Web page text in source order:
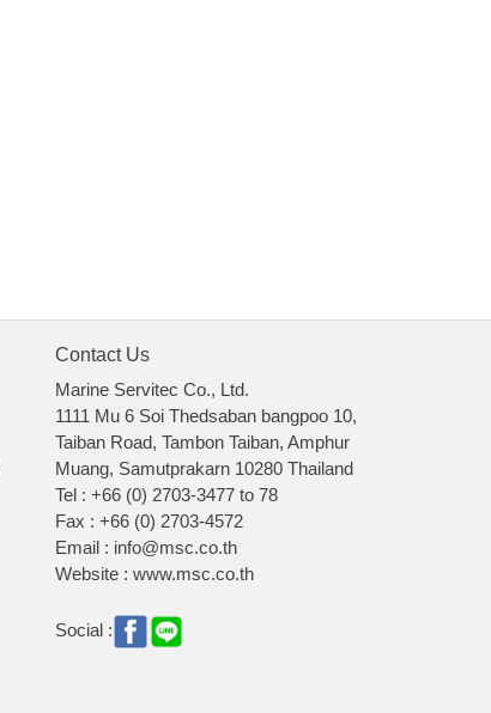
Contact Us
Marine Servitec Co., Ltd.
1111 Mu 6 Soi Thedsaban bangpoo 10,
Taiban Road, Tambon Taiban, Amphur
Muang, Samutprakarn 10280 Thailand
Tel : +66 (0) 2703-3477 to 78
Fax : +66 (0) 2703-4572
Email : info@msc.co.th
Website : www.msc.co.th
Social :